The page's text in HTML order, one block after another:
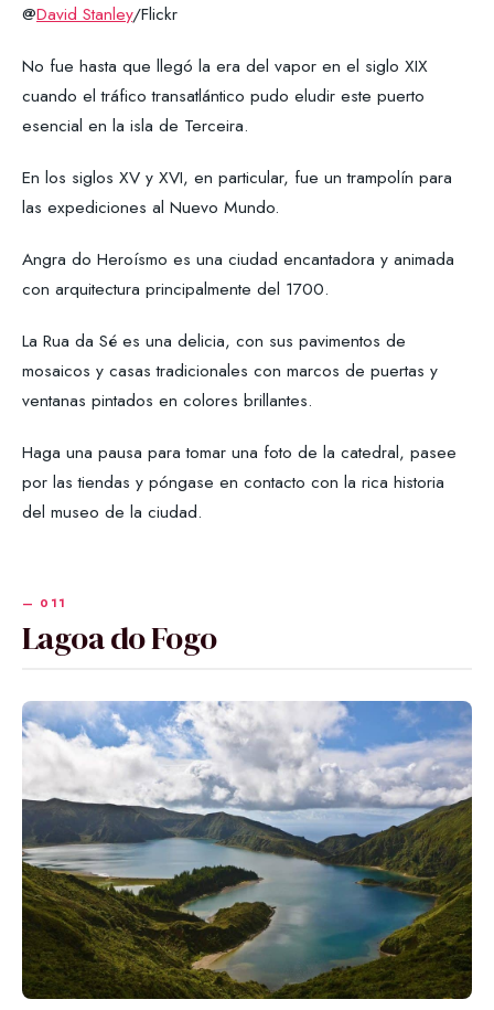
@David Stanley/Flickr
No fue hasta que llegó la era del vapor en el siglo XIX
cuando el tráfico transatlántico pudo eludir este puerto
esencial en la isla de Terceira.
En los siglos XV y XVI, en particular, fue un trampolín para
las expediciones al Nuevo Mundo.
Angra do Heroísmo es una ciudad encantadora y animada
con arquitectura principalmente del 1700.
La Rua da Sé es una delicia, con sus pavimentos de
mosaicos y casas tradicionales con marcos de puertas y
ventanas pintados en colores brillantes.
Haga una pausa para tomar una foto de la catedral, pasee
por las tiendas y póngase en contacto con la rica historia
del museo de la ciudad.
Lagoa do Fogo